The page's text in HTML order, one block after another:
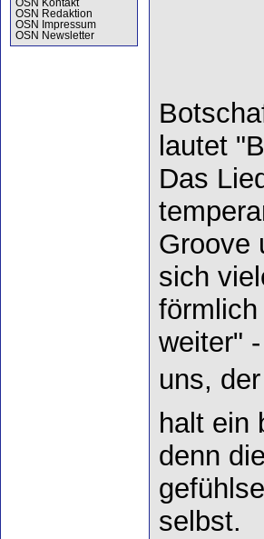
OSN Kontakt
OSN Redaktion
OSN Impressum
OSN Newsletter
lautet
Das
Groove
sich
weiter"
uns,
halt ein
denn
selbst.